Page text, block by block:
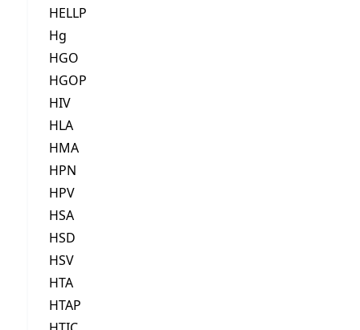
HELLP
Hg
HGO
HGOP
HIV
HLA
HMA
HPN
HPV
HSA
HSD
HSV
HTA
HTAP